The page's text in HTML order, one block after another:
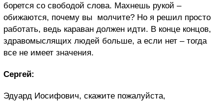
борется со свободой слова. Махнешь рукой –
обижаются, почему вы молчите? Но я решил просто
работать, ведь караван должен идти. В конце концов,
здравомыслящих людей больше, а если нет – тогда
все не имеет значения.
Сергей:
Эдуард Иосифович, скажите пожалуйста,